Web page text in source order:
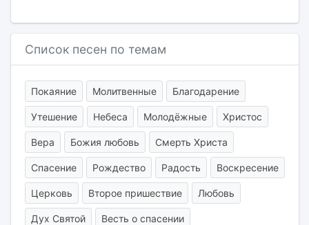
Список песен по темам
Покаяние Молитвенные Благодарение
Утешение Небеса Молодёжные Христос
Вера Божия любовь Смерть Христа
Спасение Рождество Радость Воскресение
Церковь Второе пришествие Любовь
Дух Святой Весть о спасении